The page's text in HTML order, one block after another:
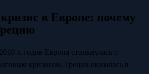
в Европе: почему
х годов Европа столкнулась с
кризисом, Греция оказалась в